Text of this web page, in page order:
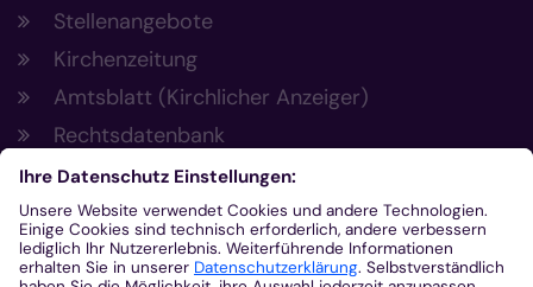
Stellenangebote
Kirchenzeitung
Amtsblatt (Kirchlicher Anzeiger)
Rechtsdatenbank
Meldestelle gemäß Hinweisgeberschutzgesetz